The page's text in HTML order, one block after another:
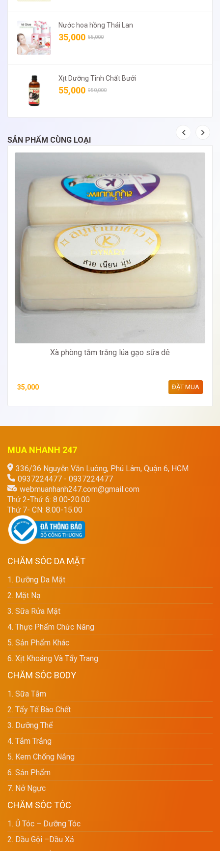
Nước hoa hồng Thái Lan
35,000 55,000
Xịt Dưỡng Tinh Chất Bưởi
55,000 950,000
SẢN PHẨM CÙNG LOẠI
Xà phòng tắm trắng lúa gạo sữa dê
35,000 ĐẶT MUA
MUA NHANH 247
336/36 Nguyễn Văn Luông, Phú Lâm, Quận 6, HCM
0937224477 - 0937224477
webmuanhanh247.com@gmail.com
Thứ 2-Thứ 6: 8.00-20.00
Thứ 7- CN: 8.00-15.00
CHĂM SÓC DA MẶT
1. Dưỡng Da Mặt
2. Mặt Nạ
3. Sữa Rửa Mặt
4. Thực Phẩm Chức Năng
5. Sản Phẩm Khác
6. Xịt Khoáng Và Tẩy Trang
CHĂM SÓC BODY
1. Sữa Tắm
2. Tẩy Tế Bào Chết
3. Dưỡng Thể
4. Tắm Trắng
5. Kem Chống Nắng
6. Sản Phẩm
7. Nở Ngực
CHĂM SÓC TÓC
1. Ủ Tóc – Dưỡng Tóc
2. Dầu Gội –dầu Xả